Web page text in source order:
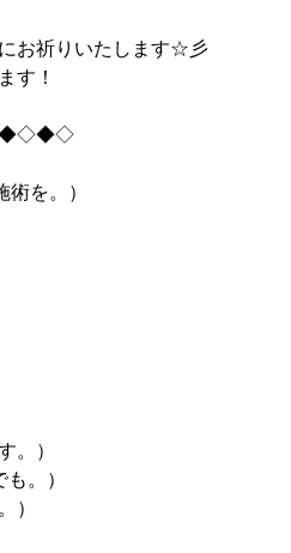
お祈りいたします☆彡
す！
を。）
。）
。）
）